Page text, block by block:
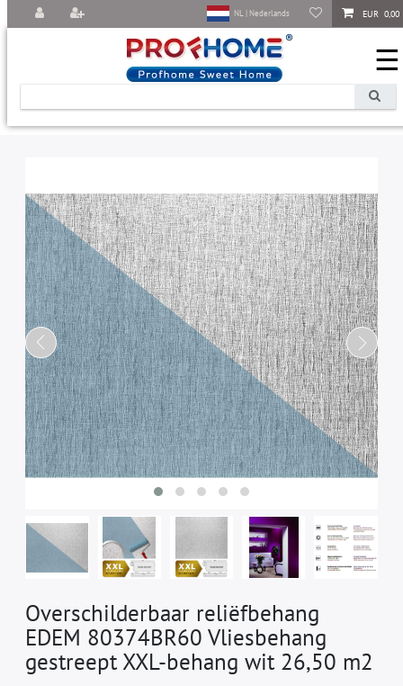
EUR 0,00
NL | Nederlands
☰
Overschilderbaar reliëfbehang
EDEM 80374BR60 Vliesbehang
gestreept XXL-behang wit 26,50 m2